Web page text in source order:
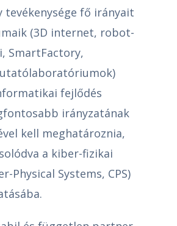
tevékenysége fő irányait
(3D internet, robot-
SmartFactory,
fejlődés
irányzatának
kell meghatároznia,
a kiber-fizikai
Physical Systems, CPS)